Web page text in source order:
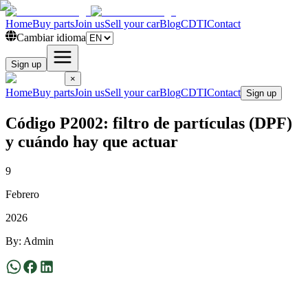
HomeBuy partsJoin usSell your carBlogCDTIContact
Cambiar idioma
Sign up
×
HomeBuy partsJoin usSell your carBlogCDTIContact Sign up
Código P2002: filtro de partículas (DPF)
y cuándo hay que actuar
9
Febrero
2026
By: Admin